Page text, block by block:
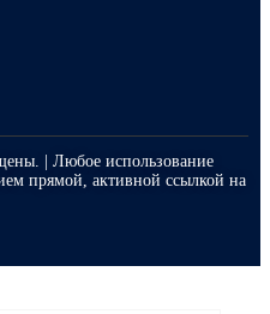
| Любое использование
прямой, активной ссылкой на